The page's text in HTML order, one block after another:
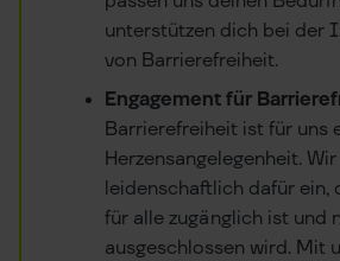
unterstützen dich bei der
von Barrierefreiheit.
Engagement für
Barrierefreiheit ist für uns
Herzensangelegenheit.
leidenschaftlich dafür ein,
für alle zugänglich ist und
ausgeschlossen wird. Mit